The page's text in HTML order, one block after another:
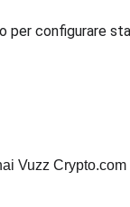
per configurare